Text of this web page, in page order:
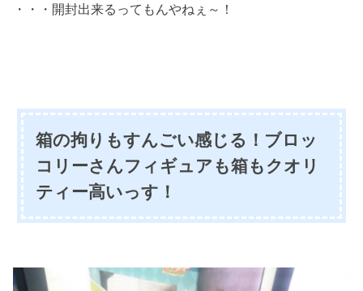
・・・開封出来るってもんやねぇ～！
箱の拘りもすんごい感じる！ブロッ
コリーさんフィギュアも箱もクオリ
ティー高いっす！